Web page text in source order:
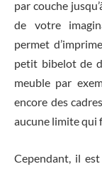
par couche
de votre
permet
petit bibelot de
meuble par
encore des
aucune limite qui
Cependant, il est